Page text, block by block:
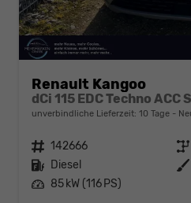
Renault Kangoo
dCi 115 EDC Techno ACC
unverbindliche Lieferzeit: 10 Tage
Fahrzeugnr. 142666 Getriebe
Kraftstoff Diesel Außenfarbe
Leistung 85 kW (116 PS)